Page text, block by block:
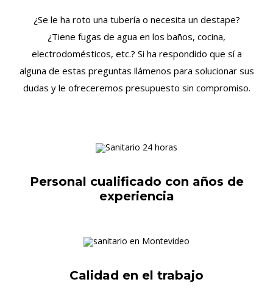
¿Se le ha roto una tubería o necesita un destape?
¿Tiene fugas de agua en los baños, cocina,
electrodomésticos, etc.? Si ha respondido que sí a
alguna de estas preguntas llámenos para solucionar sus
dudas y le ofreceremos presupuesto sin compromiso.
Personal cualificado con años de
experiencia
Calidad en el trabajo